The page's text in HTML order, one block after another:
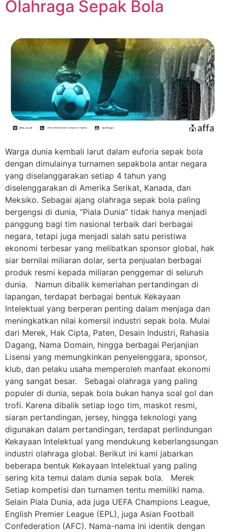
Olahraga Sepak Bola
Warga dunia kembali larut dalam euforia sepak bola
dengan dimulainya turnamen sepakbola antar negara
yang diselanggarakan setiap 4 tahun yang
diselenggarakan di Amerika Serikat, Kanada, dan
Meksiko. Sebagai ajang olahraga sepak bola paling
bergengsi di dunia, “Piala Dunia” tidak hanya menjadi
panggung bagi tim nasional terbaik dari berbagai
negara, tetapi juga menjadi salah satu peristiwa
ekonomi terbesar yang melibatkan sponsor global, hak
siar bernilai miliaran dolar, serta penjualan berbagai
produk resmi kepada miliaran penggemar di seluruh
dunia. Namun dibalik kemeriahan pertandingan di
lapangan, terdapat berbagai bentuk Kekayaan
Intelektual yang berperan penting dalam menjaga dan
meningkatkan nilai komersil industri sepak bola. Mulai
dari Merek, Hak Cipta, Paten, Desain Industri, Rahasia
Dagang, Nama Domain, hingga berbagai Perjanjian
Lisensi yang memungkinkan penyelenggara, sponsor,
klub, dan pelaku usaha memperoleh manfaat ekonomi
yang sangat besar. Sebagai olahraga yang paling
populer di dunia, sepak bola bukan hanya soal gol dan
trofi. Karena dibalik setiap logo tim, maskot resmi,
siaran pertandingan, jersey, hingga teknologi yang
digunakan dalam pertandingan, terdapat perlindungan
Kekayaan Intelektual yang mendukung keberlangsungan
industri olahraga global. Berikut ini kami jabarkan
beberapa bentuk Kekayaan Intelektual yang paling
sering kita temui dalam dunia sepak bola. Merek
Setiap kompetisi dan turnamen tentu memiliki nama.
Selain Piala Dunia, ada juga UEFA Champions League,
English Premier League (EPL), juga Asian Football
Confederation (AFC). Nama-nama ini identik dengan